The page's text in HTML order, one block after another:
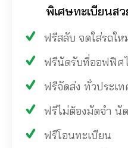
พิเศษทะเบียนส
ฟรีสลับ จดใส่รถใ
ฟรีนัดรับที่ออฟฟิศ
ฟรีจัดส่ง ทั่วประเท
ฟรีไม่ต้องมัดจำ นั
ฟรีโอนทะเบียน